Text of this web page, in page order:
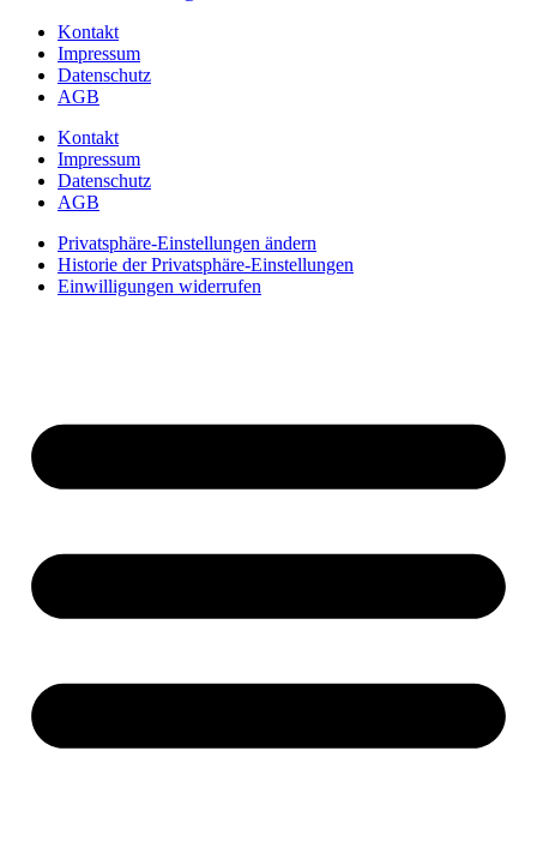
Kontakt
Impressum
Datenschutz
AGB
Kontakt
Impressum
Datenschutz
AGB
Privatsphäre-Einstellungen ändern
Historie der Privatsphäre-Einstellungen
Einwilligungen widerrufen